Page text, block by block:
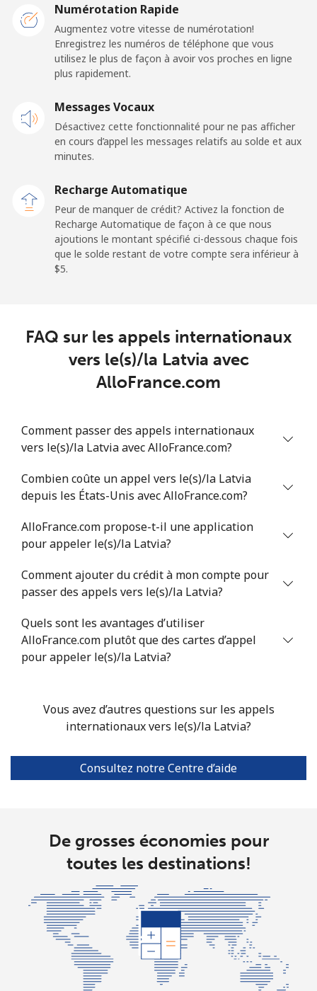
Liberia
Ligne fixe ⁦103.5c⁩ 4 min pour ⁦$5⁩
⁦67.5c⁩
Ligne fixe
Mobile ⁦55.5c⁩ 9 min pour ⁦$5⁩
Liechtenstein
Ligne fixe 25 min pour ⁦$5⁩
Lithuania
⁦6.5c⁩
Luxembourg
Ligne fixe ⁦40.9c⁩ 12 min pour ⁦$5⁩
Numérotation Rapide
Augmentez votre vitesse de numérotation!
Enregistrez les numéros de téléphone que vous
utilisez le plus de façon à avoir vos proches en ligne
plus rapidement.
Messages Vocaux
Désactivez cette fonctionnalité pour ne pas afficher
en cours d’appel les messages relatifs au solde et aux
minutes.
Recharge Automatique
Peur de manquer de crédit? Activez la fonction de
Recharge Automatique de façon à ce que nous
ajoutions le montant spécifié ci-dessous chaque fois
que le solde restant de votre compte sera inférieur à
⁦$5⁩.
FAQ sur les appels internationaux
vers le(s)/la Latvia avec
AlloFrance.com
Comment passer des appels internationaux
vers le(s)/la Latvia avec AlloFrance.com?
Combien coûte un appel vers le(s)/la Latvia
depuis les États-Unis avec AlloFrance.com?
AlloFrance.com propose-t-il une application
pour appeler le(s)/la Latvia?
Comment ajouter du crédit à mon compte pour
passer des appels vers le(s)/la Latvia?
Quels sont les avantages d’utiliser
AlloFrance.com plutôt que des cartes d’appel
pour appeler le(s)/la Latvia?
Vous avez d’autres questions sur les appels
internationaux vers le(s)/la Latvia?
Consultez notre Centre d’aide
De grosses économies pour
toutes les destinations!